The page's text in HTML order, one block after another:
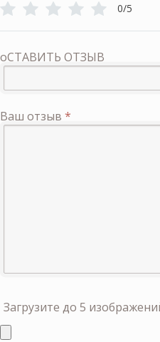
0/5
оСТАВИТЬ ОТЗЫВ
Ваш отзыв *
Загрузите до 5